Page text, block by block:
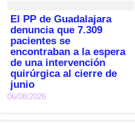
El PP de Guadalajara
denuncia que 7.309
pacientes se
encontraban a la espera
de una intervención
quirúrgica al cierre de
junio
06/08/2026